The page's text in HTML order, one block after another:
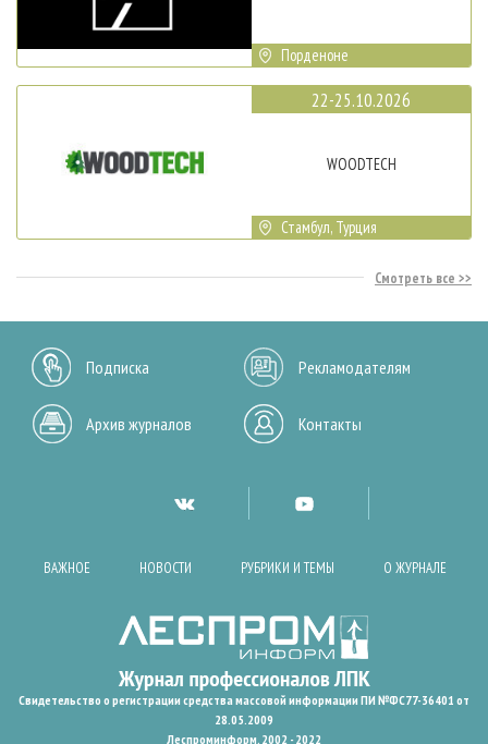
Порденоне
22-25.10.2026
WOODTECH
Стамбул, Турция
Смотреть все
Подписка Рекламодателям
Архив журналов Контакты
ВАЖНОЕ НОВОСТИ РУБРИКИ И ТЕМЫ О ЖУРНАЛЕ
Свидетельство о регистрации средства массовой информации ПИ №ФС77-36401 от
28.05.2009
Леспроминформ. 2002 - 2022